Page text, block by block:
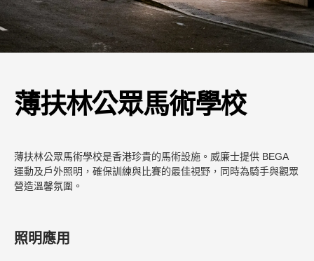
薄扶林公眾馬術學校
薄扶林公眾馬術學校是香港珍貴的馬術設施。威廉士提供 BEGA
運動及戶外照明，確保訓練與比賽的最佳視野，同時為騎手與觀眾
營造溫馨氛圍。
照明應用